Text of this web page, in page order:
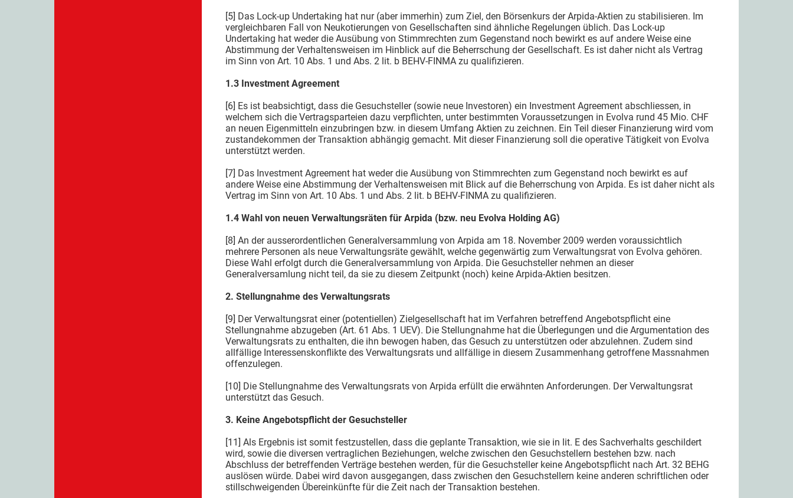
[5] Das Lock-up Undertaking hat nur (aber immerhin) zum Ziel, den Börsenkurs der Arpida-Aktien zu stabilisieren. Im
vergleichbaren Fall von Neukotierungen von Gesellschaften sind ähnliche Regelungen üblich. Das Lock-up
Undertaking hat weder die Ausübung von Stimmrechten zum Gegenstand noch bewirkt es auf andere Weise eine
Abstimmung der Verhaltensweisen im Hinblick auf die Beherrschung der Gesellschaft. Es ist daher nicht als Vertrag
im Sinn von Art. 10 Abs. 1 und Abs. 2 lit. b BEHV-FINMA zu qualifizieren.
1.3 Investment Agreement
[6] Es ist beabsichtigt, dass die Gesuchsteller (sowie neue Investoren) ein Investment Agreement abschliessen, in
welchem sich die Vertragsparteien dazu verpflichten, unter bestimmten Voraussetzungen in Evolva rund 45 Mio. CHF
an neuen Eigenmitteln einzubringen bzw. in diesem Umfang Aktien zu zeichnen. Ein Teil dieser Finanzierung wird vom
zustandekommen der Transaktion abhängig gemacht. Mit dieser Finanzierung soll die operative Tätigkeit von Evolva
unterstützt werden.
[7] Das Investment Agreement hat weder die Ausübung von Stimmrechten zum Gegenstand noch bewirkt es auf
andere Weise eine Abstimmung der Verhaltensweisen mit Blick auf die Beherrschung von Arpida. Es ist daher nicht als
Vertrag im Sinn von Art. 10 Abs. 1 und Abs. 2 lit. b BEHV-FINMA zu qualifizieren.
1.4 Wahl von neuen Verwaltungsräten für Arpida (bzw. neu Evolva Holding AG)
[8] An der ausserordentlichen Generalversammlung von Arpida am 18. November 2009 werden voraussichtlich
mehrere Personen als neue Verwaltungsräte gewählt, welche gegenwärtig zum Verwaltungsrat von Evolva gehören.
Diese Wahl erfolgt durch die Generalversammlung von Arpida. Die Gesuchsteller nehmen an dieser
Generalversamlung nicht teil, da sie zu diesem Zeitpunkt (noch) keine Arpida-Aktien besitzen.
2. Stellungnahme des Verwaltungsrats
[9] Der Verwaltungsrat einer (potentiellen) Zielgesellschaft hat im Verfahren betreffend Angebotspflicht eine
Stellungnahme abzugeben (Art. 61 Abs. 1 UEV). Die Stellungnahme hat die Überlegungen und die Argumentation des
Verwaltungsrats zu enthalten, die ihn bewogen haben, das Gesuch zu unterstützen oder abzulehnen. Zudem sind
allfällige Interessenskonflikte des Verwaltungsrats und allfällige in diesem Zusammenhang getroffene Massnahmen
offenzulegen.
[10] Die Stellungnahme des Verwaltungsrats von Arpida erfüllt die erwähnten Anforderungen. Der Verwaltungsrat
unterstützt das Gesuch.
3. Keine Angebotspflicht der Gesuchsteller
[11] Als Ergebnis ist somit festzustellen, dass die geplante Transaktion, wie sie in lit. E des Sachverhalts geschildert
wird, sowie die diversen vertraglichen Beziehungen, welche zwischen den Gesuchstellern bestehen bzw. nach
Abschluss der betreffenden Verträge bestehen werden, für die Gesuchsteller keine Angebotspflicht nach Art. 32 BEHG
auslösen würde. Dabei wird davon ausgegangen, dass zwischen den Gesuchstellern keine anderen schriftlichen oder
stillschweigenden Übereinkünfte für die Zeit nach der Transaktion bestehen.